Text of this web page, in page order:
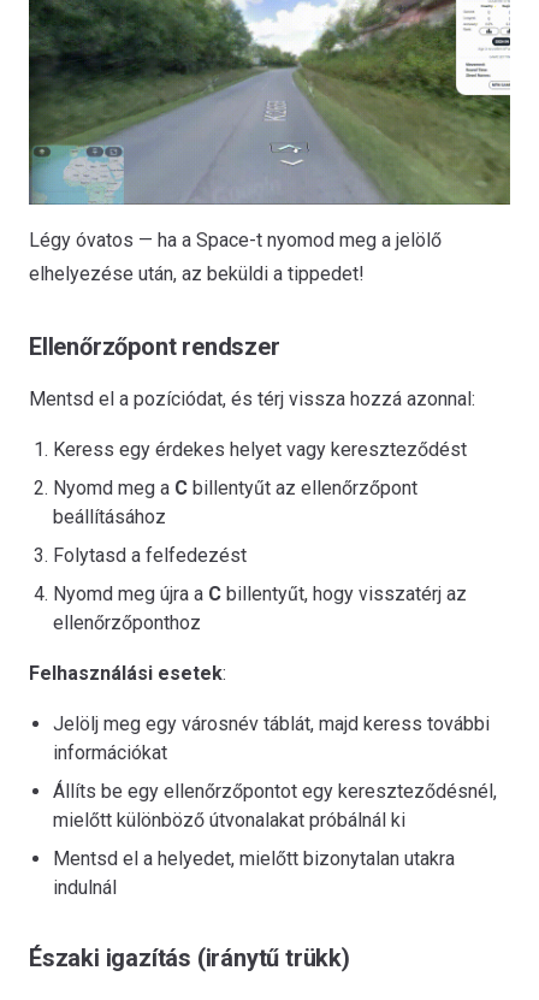
Légy óvatos — ha a Space-t nyomod meg a jelölő
elhelyezése után, az beküldi a tippedet!
Ellenőrzőpont rendszer
Mentsd el a pozíciódat, és térj vissza hozzá azonnal:
Keress egy érdekes helyet vagy kereszteződést
Nyomd meg a C billentyűt az ellenőrzőpont
beállításához
Folytasd a felfedezést
Nyomd meg újra a C billentyűt, hogy visszatérj az
ellenőrzőponthoz
Felhasználási esetek:
Jelölj meg egy városnév táblát, majd keress további
információkat
Állíts be egy ellenőrzőpontot egy kereszteződésnél,
mielőtt különböző útvonalakat próbálnál ki
Mentsd el a helyedet, mielőtt bizonytalan utakra
indulnál
Északi igazítás (iránytű trükk)